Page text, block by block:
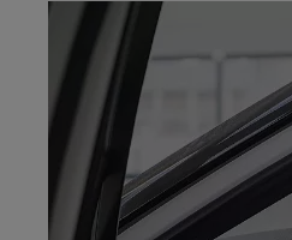
Od
105 300 zł
Corolla Hatchback